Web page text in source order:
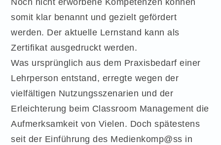
somit klar benannt und gezielt gefördert
werden. Der aktuelle Lernstand kann als
Zertifikat ausgedruckt werden.
Was ursprünglich aus dem Praxisbedarf einer
Lehrperson entstand, erregte wegen der
vielfältigen Nutzungsszenarien und der
Erleichterung beim Classroom Management die
Aufmerksamkeit von Vielen. Doch spätestens
seit der Einführung des Medienkomp@ss in